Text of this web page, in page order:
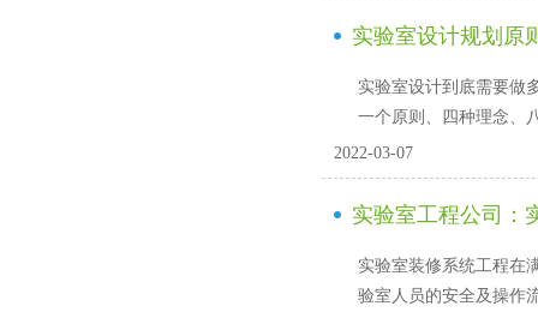
实验室设计规划原
实验室设计到底需要做
一个原则、四种理念
2022-03-07
实验室工程公司
实验室装修系统工程在满
验室人员的安全及操作